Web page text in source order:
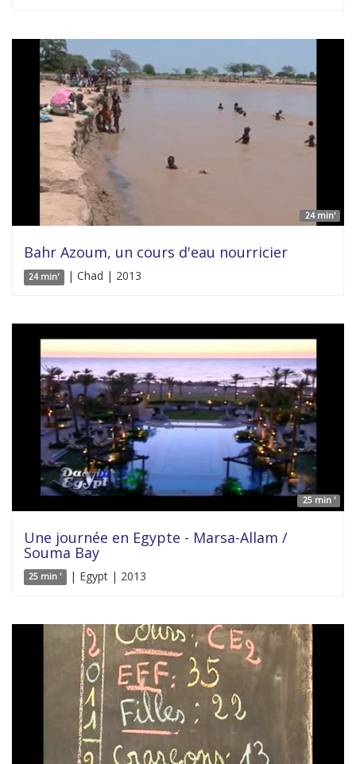
24 min'
Bahr Azoum, un cours d'eau nourricier
24 min' | Chad | 2013
25 min '
Une journée en Egypte - Marsa-Allam /
Souma Bay
25 min ' | Egypt | 2013